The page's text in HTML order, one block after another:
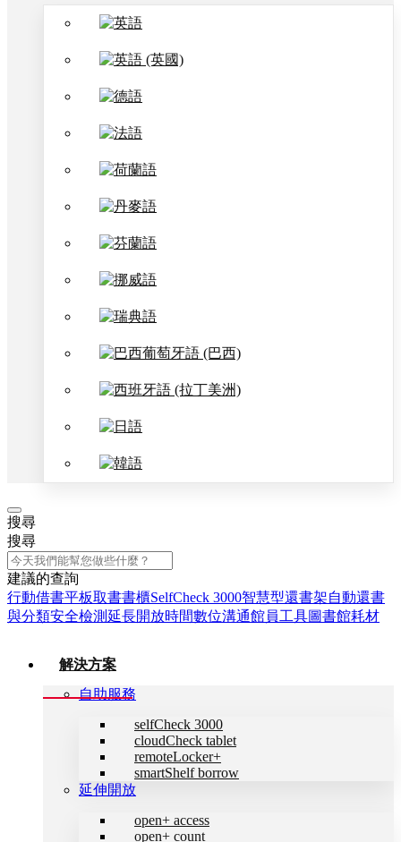
搜尋
搜尋
建議的查詢
行動借書平板取書書櫃SelfCheck 3000智慧型還書架自動還書
與分類安全檢測延長開放時間數位溝通館員工具圖書館耗材
解決方案
自助服務
selfCheck 3000
cloudCheck tablet
remoteLocker+
smartShelf borrow
延伸開放
open+ access
open+ count